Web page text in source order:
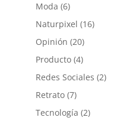
Moda (6)
Naturpixel (16)
Opinión (20)
Producto(4)
Redes Sociales (2)
Retrato(7)
Tecnología (2)